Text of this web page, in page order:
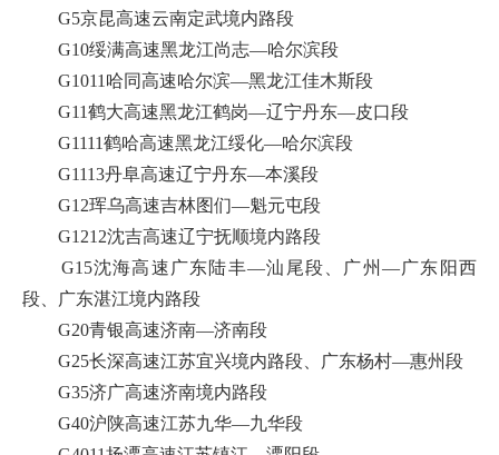
G5京昆高速云南定武境内路段
G10绥满高速黑龙江尚志—哈尔滨段
G1011哈同高速哈尔滨—黑龙江佳木斯段
G11鹤大高速黑龙江鹤岗—辽宁丹东—皮口段
G1111鹤哈高速黑龙江绥化—哈尔滨段
G1113丹阜高速辽宁丹东—本溪段
G12珲乌高速吉林图们—魁元屯段
G1212沈吉高速辽宁抚顺境内路段
G15沈海高速广东陆丰—汕尾段、广州—广东阳西
段、广东湛江境内路段
G20青银高速济南—济南段
G25长深高速江苏宜兴境内路段、广东杨村—惠州段
G35济广高速济南境内路段
G40沪陕高速江苏九华—九华段